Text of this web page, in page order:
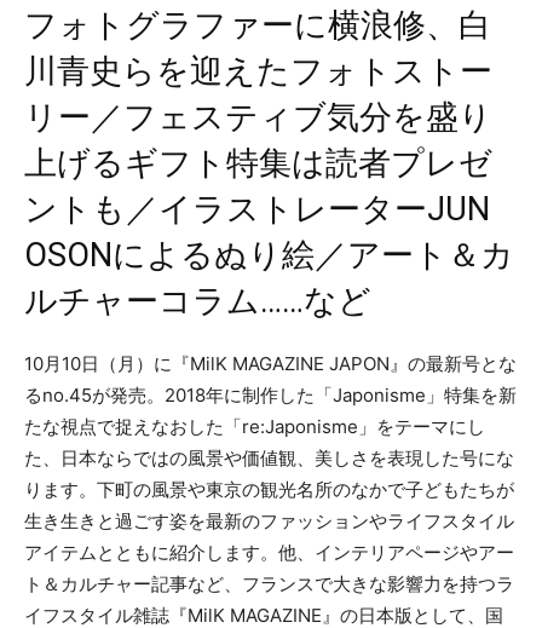
フォトグラファーに横浪修、白
川青史らを迎えたフォトストー
リー／フェスティブ気分を盛り
上げるギフト特集は読者プレゼ
ントも／イラストレーターJUN
OSONによるぬり絵／アート＆カ
ルチャーコラム……など
​10月10日（月）に『MilK MAGAZINE JAPON』の最新号とな
るno.45が発売。2018年に制作した「Japonisme」特集を新
たな視点で捉えなおした「re:Japonisme」をテーマにし
た、日本ならではの風景や価値観、美しさを表現した号にな
ります。下町の風景や東京の観光名所のなかで子どもたちが
生き生きと過ごす姿を最新のファッションやライフスタイル
アイテムとともに紹介します。他、インテリアページやアー
ト＆カルチャー記事など、フランスで大きな影響力を持つラ
イフスタイル雑誌『MilK MAGAZINE』の日本版として、国